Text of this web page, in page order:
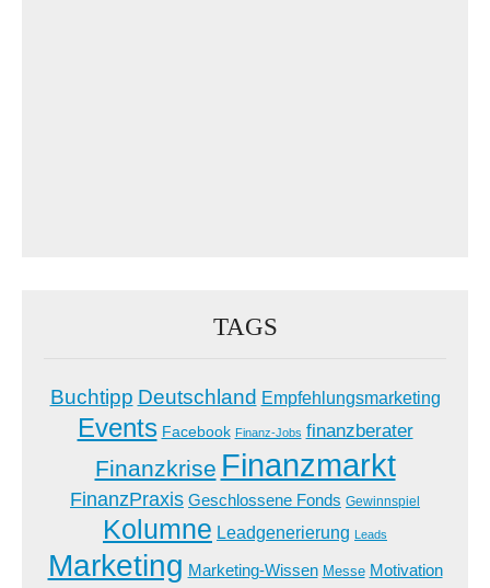
TAGS
Buchtipp Deutschland Empfehlungsmarketing
Events Facebook Finanz-Jobs finanzberater
Finanzkrise Finanzmarkt
FinanzPraxis Geschlossene Fonds Gewinnspiel
Kolumne Leadgenerierung Leads
Marketing Marketing-Wissen Messe Motivation